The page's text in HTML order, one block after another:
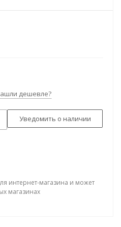
дешевле?
Уведомить о наличии
интернет-магазина и может
магазинах